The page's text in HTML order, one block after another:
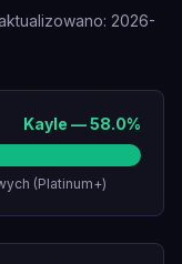
: 2026-
Kayle —58.0%
(Platinum+)